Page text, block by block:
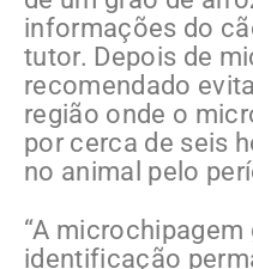
informações do
tutor. Depois de
recomendado
região onde o
por cerca de seis
no animal pelo
“A microchipagem
identificação